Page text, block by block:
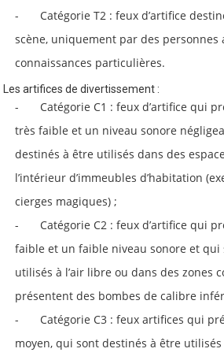
Catégorie T2 : feux d’artifice
scène, uniquement par des personnes
connaissances particulières.
Les artifices de divertissement :
Catégorie C1 : feux d’artifice qui
très faible et un niveau sonore
destinés à être utilisés dans des
l’intérieur d’immeubles d’habitation
cierges magiques) ;
Catégorie C2 : feux d’artifice qui
faible et un faible niveau sonore et qui
utilisés à l’air libre ou dans des zones
présentent des bombes de calibre
Catégorie C3 : feux artifices qui
moyen, qui sont destinés à être utilisés